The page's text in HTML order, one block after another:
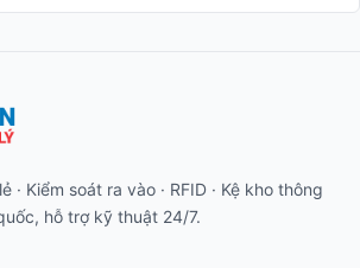
· Kiểm soát ra vào · RFID · Kệ kho thông
hỗ trợ kỹ thuật 24/7.